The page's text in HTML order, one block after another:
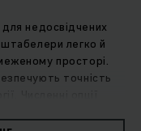
недосвідчених
штабелери легко й
просторі.
точність